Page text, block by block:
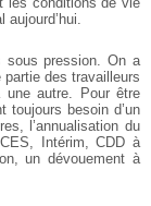
sous pression. On a
des travailleurs
une autre. Pour être
toujours besoin d’un
l’annualisation du
Intérim, CDD à
un dévouement à